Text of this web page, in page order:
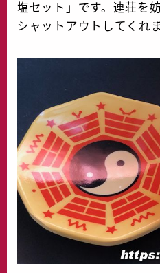
塩セット」です。連荘を
シャットアウトしてくれま